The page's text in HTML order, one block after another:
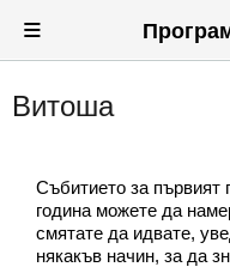
Вход
Новини
Материали
≡
Витоша
Събитието за първият
година можете да
смятате да идвате,
някакъв начин, за да